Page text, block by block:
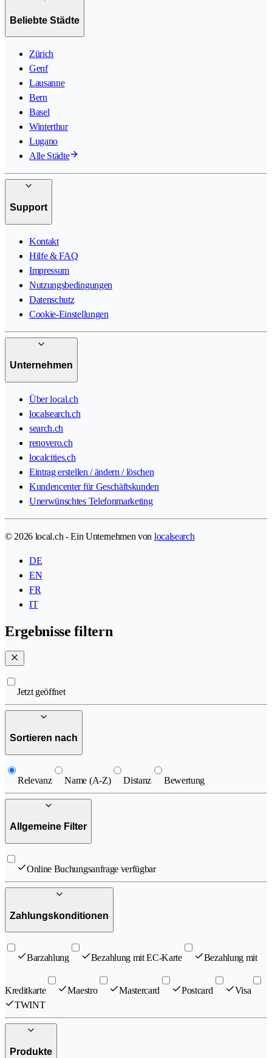
Beliebte Städte
Zürich
Genf
Lausanne
Bern
Basel
Winterthur
Lugano
Alle Städte
Support
Kontakt
Hilfe & FAQ
Impressum
Nutzungsbedingungen
Datenschutz
Cookie-Einstellungen
Unternehmen
Über local.ch
localsearch.ch
search.ch
renovero.ch
localcities.ch
Eintrag erstellen / ändern / löschen
Kundencenter für Geschäftskunden
Unerwünschtes Telefonmarketing
© 2026 local.ch - Ein Unternehmen von localsearch
DE
EN
FR
IT
Ergebnisse filtern
Jetzt geöffnet
Sortieren nach
Relevanz Name (A-Z) Distanz Bewertung
Allgemeine Filter
Online Buchungsanfrage verfügbar
Zahlungskonditionen
Barzahlung Bezahlung mit EC-Karte Bezahlung mit
Kreditkarte Maestro Mastercard Postcard
Visa
TWINT
Produkte